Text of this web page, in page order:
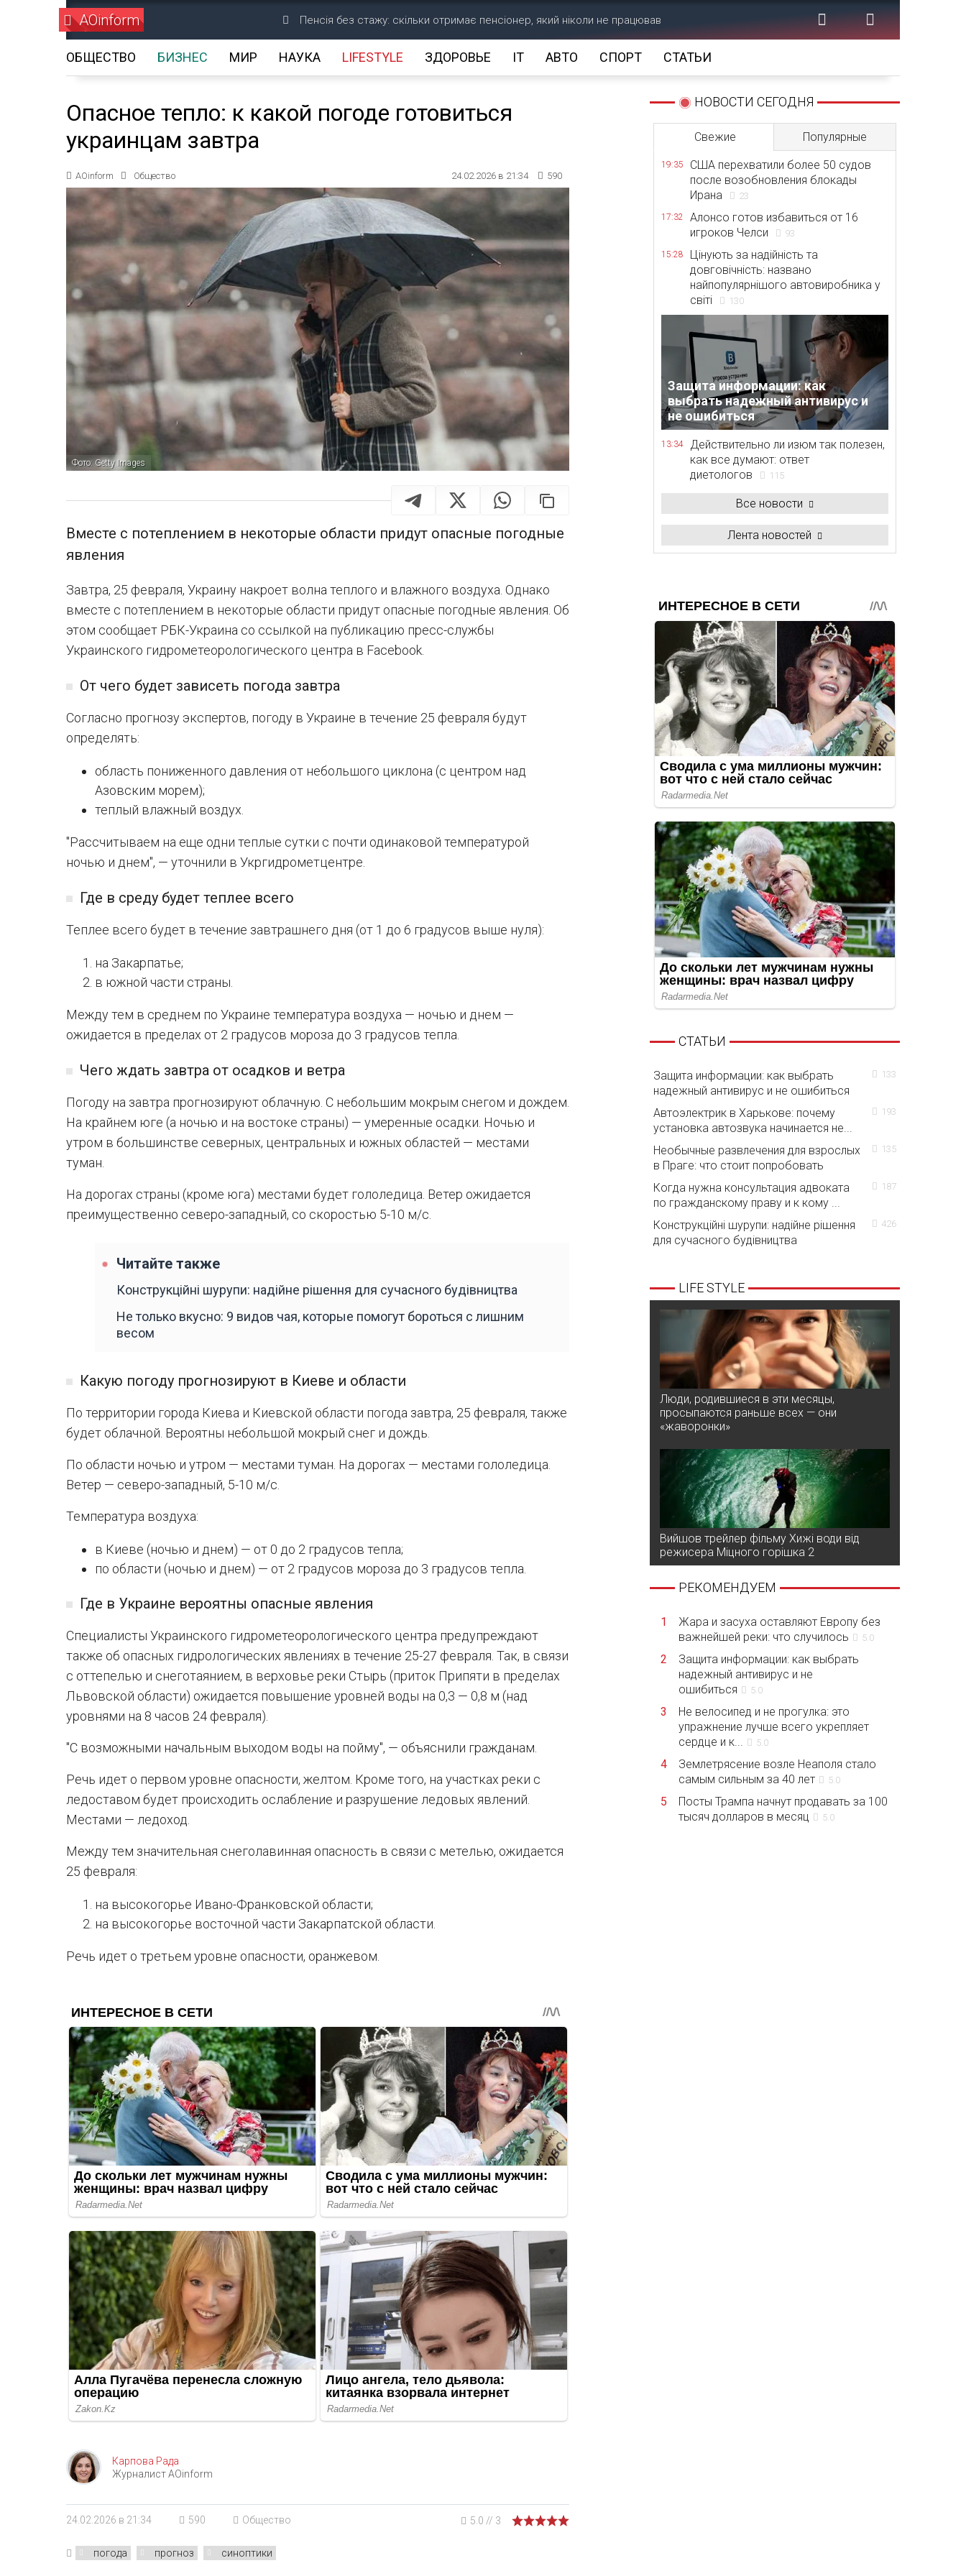
AOinform Пенсія без стажу: скільки отримає пенсіонер, який ніколи не працював
ОБЩЕСТВО БИЗНЕС МИР НАУКА LIFESTYLE ЗДОРОВЬЕ IT АВТО СПОРТ СТАТЬИ
Опасное тепло: к какой погоде готовиться
украинцам завтра
AOinform Общество 24.02.2026 в 21:34 590
Фото: Getty Images
Вместе с потеплением в некоторые области придут опасные погодные
явления
Завтра, 25 февраля, Украину накроет волна теплого и влажного воздуха. Однако
вместе с потеплением в некоторые области придут опасные погодные явления. Об
этом сообщает РБК-Украина со ссылкой на публикацию пресс-службы
Украинского гидрометеорологического центра в Facebook.
От чего будет зависеть погода завтра
Согласно прогнозу экспертов, погоду в Украине в течение 25 февраля будут
определять:
область пониженного давления от небольшого циклона (с центром над
Азовским морем);
теплый влажный воздух.
"Рассчитываем на еще одни теплые сутки с почти одинаковой температурой
ночью и днем", — уточнили в Укргидрометцентре.
Где в среду будет теплее всего
Теплее всего будет в течение завтрашнего дня (от 1 до 6 градусов выше нуля):
на Закарпатье;
в южной части страны.
Между тем в среднем по Украине температура воздуха — ночью и днем —
ожидается в пределах от 2 градусов мороза до 3 градусов тепла.
Чего ждать завтра от осадков и ветра
Погоду на завтра прогнозируют облачную. С небольшим мокрым снегом и дождем.
На крайнем юге (а ночью и на востоке страны) — умеренные осадки. Ночью и
утром в большинстве северных, центральных и южных областей — местами
туман.
На дорогах страны (кроме юга) местами будет гололедица. Ветер ожидается
преимущественно северо-западный, со скоростью 5-10 м/с.
Читайте также
Конструкційні шурупи: надійне рішення для сучасного будівництва
Не только вкусно: 9 видов чая, которые помогут бороться с лишним
весом
Какую погоду прогнозируют в Киеве и области
По территории города Киева и Киевской области погода завтра, 25 февраля, также
будет облачной. Вероятны небольшой мокрый снег и дождь.
По области ночью и утром — местами туман. На дорогах — местами гололедица.
Ветер — северо-западный, 5-10 м/с.
Температура воздуха:
в Киеве (ночью и днем) — от 0 до 2 градусов тепла;
по области (ночью и днем) — от 2 градусов мороза до 3 градусов тепла.
Где в Украине вероятны опасные явления
Специалисты Украинского гидрометеорологического центра предупреждают
также об опасных гидрологических явлениях в течение 25-27 февраля. Так, в связи
с оттепелью и снеготаянием, в верховье реки Стырь (приток Припяти в пределах
Львовской области) ожидается повышение уровней воды на 0,3 — 0,8 м (над
уровнями на 8 часов 24 февраля).
"С возможными начальным выходом воды на пойму", — объяснили гражданам.
Речь идет о первом уровне опасности, желтом. Кроме того, на участках реки с
ледоставом будет происходить ослабление и разрушение ледовых явлений.
Местами — ледоход.
Между тем значительная снеголавинная опасность в связи с метелью, ожидается
25 февраля:
на высокогорье Ивано-Франковской области;
на высокогорье восточной части Закарпатской области.
Речь идет о третьем уровне опасности, оранжевом.
Карпова Рада
Журналист AOinform
24.02.2026 в 21:34 590 Общество 5.0 // 3
погода прогноз синоптики
НОВОСТИ СЕГОДНЯ
Свежие Популярные
19:35
США перехватили более 50 судов
после возобновления блокады
Ирана
23
17:32
Алонсо готов избавиться от 16
игроков Челси
93
15:28
Цінують за надійність та
довговічність: названо
найпопулярнішого автовиробника у
світі
130
Защита информации: как
выбрать надежный антивирус и
не ошибиться
13:34
Действительно ли изюм так полезен,
как все думают: ответ
диетологов
115
Все новости
Лента новостей
СТАТЬИ
Защита информации: как выбрать
надежный антивирус и не ошибиться
133
Автоэлектрик в Харькове: почему
установка автозвука начинается не...
193
Необычные развлечения для взрослых
в Праге: что стоит попробовать
135
Когда нужна консультация адвоката
по гражданскому праву и к кому ...
187
Конструкційні шурупи: надійне рішення
для сучасного будівництва
426
LIFE STYLE
Люди, родившиеся в эти месяцы,
просыпаются раньше всех — они
«жаворонки»
Вийшов трейлер фільму Хижі води від
режисера Міцного горішка 2
РЕКОМЕНДУЕМ
1
Жара и засуха оставляют Европу без
важнейшей реки: что случилось
5.0
2
Защита информации: как выбрать
надежный антивирус и не
ошибиться
5.0
3
Не велосипед и не прогулка: это
упражнение лучше всего укрепляет
сердце и к...
5.0
4
Землетрясение возле Неаполя стало
самым сильным за 40 лет
5.0
5
Посты Трампа начнут продавать за 100
тысяч долларов в месяц
5.0